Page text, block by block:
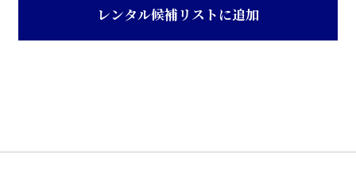
ス
レンタル候補リストに追加